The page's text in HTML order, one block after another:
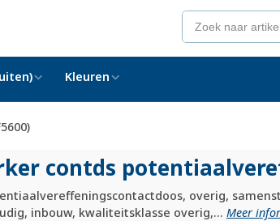
Kleuren
contds
overig,
inbouw, kwaliteitsklasse overig,... Meer